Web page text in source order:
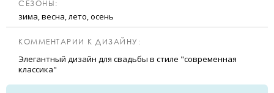
CЕЗОНЫ:
зима, весна, лето, осень
КОММЕНТАРИИ К ДИЗАЙНУ:
Элегантный дизайн для свадьбы в стиле "современная
классика"